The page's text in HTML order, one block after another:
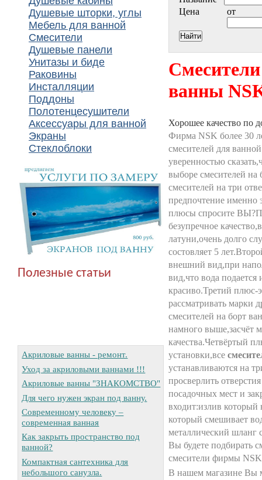
Душевые шторки, углы
Мебель для ванной
Смесители
Душевые панели
Унитазы и биде
Раковины
Инсталляции
Поддоны
Полотенцесушители
Аксессуары для ванной
Экраны
Стеклоблоки
Полезные статьи
Акриловые ванны - ремонт.
Уход за акриловыми ваннами !!!
Акриловые ванны "ЗНАКОМСТВО"
Для чего нужен экран под ванну.
Современному человеку –
современная ванная
Как закрыть пространство под
ванной?
Компактная сантехника для
небольшого санузла.
Цена
от
ванны
Хорошее качество по
Фирма NSK более 30
смесителей для
уверенностью
выборе смесителей
смесителей на три
предпочтение именно
плюсы спросите
безупречное
латуни,очень долго
состовляет 5
внешний вид,при
вид,что вода подается
красиво.Третий плюс-
рассматривать марки
смесителей на борт
намного выше,засчёт
качества.Четвёртый
установки,все
устанавливаются на
просверлить
посадочных мест и
входит:излив который
который смешивает
металлический шланг
Вы будете подбирать
смесители фирмы
В нашем магазине Вы